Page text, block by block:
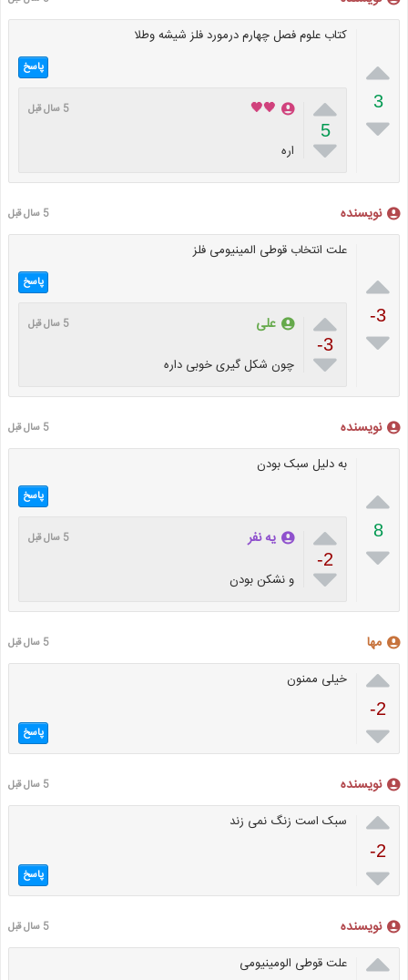

3

کتاب علوم فصل چهارم درمورد فلز شیشه وطلا
پاسخ

5

🖤🖤 5 سال قبل
اره
نویسنده 5 سال قبل

-3

علت انتخاب قوطی المینیومی فلز
پاسخ

-3

علی 5 سال قبل
چون شکل گیری خوبی داره
نویسنده 5 سال قبل

8

به دلیل سبک بودن
پاسخ

-2

یه نفر 5 سال قبل
و نشکن بودن
مها 5 سال قبل

-2

خیلی ممنون
پاسخ
نویسنده 5 سال قبل

-2

سبک است زنگ نمی زند
پاسخ
نویسنده 5 سال قبل
 علت قوطی الومینیومی